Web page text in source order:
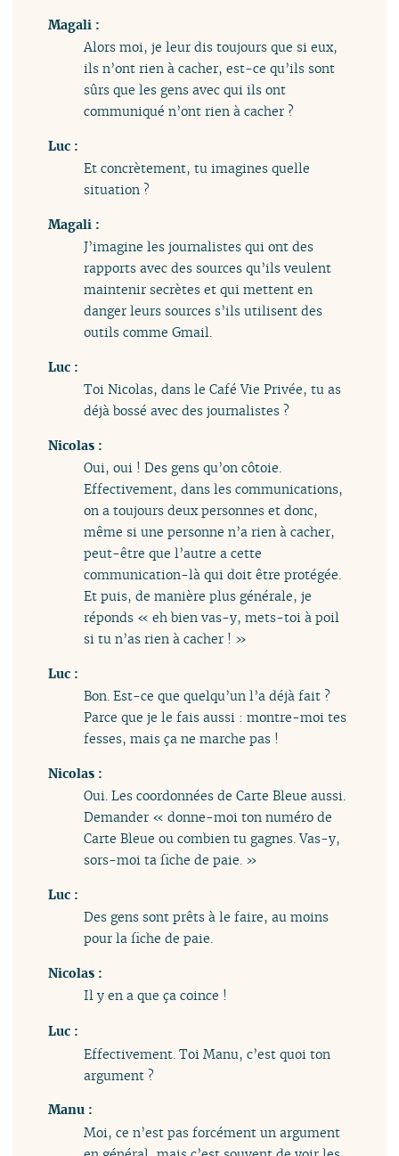
Magali :
Alors moi, je leur dis toujours que si eux,
ils n’ont rien à cacher, est-ce qu’ils sont
sûrs que les gens avec qui ils ont
communiqué n’ont rien à cacher ?
Luc :
Et concrètement, tu imagines quelle
situation ?
Magali :
J’imagine les journalistes qui ont des
rapports avec des sources qu’ils veulent
maintenir secrètes et qui mettent en
danger leurs sources s’ils utilisent des
outils comme Gmail.
Luc :
Toi Nicolas, dans le Café Vie Privée, tu as
déjà bossé avec des journalistes ?
Nicolas :
Oui, oui ! Des gens qu’on côtoie.
Effectivement, dans les communications,
on a toujours deux personnes et donc,
même si une personne n’a rien à cacher,
peut-être que l’autre a cette
communication-là qui doit être protégée.
Et puis, de manière plus générale, je
réponds « eh bien vas-y, mets-toi à poil
si tu n’as rien à cacher ! »
Luc :
Bon. Est-ce que quelqu’un l’a déjà fait ?
Parce que je le fais aussi : montre-moi tes
fesses, mais ça ne marche pas !
Nicolas :
Oui. Les coordonnées de Carte Bleue aussi.
Demander « donne-moi ton numéro de
Carte Bleue ou combien tu gagnes. Vas-y,
sors-moi ta fiche de paie. »
Luc :
Des gens sont prêts à le faire, au moins
pour la fiche de paie.
Nicolas :
Il y en a que ça coince !
Luc :
Effectivement. Toi Manu, c’est quoi ton
argument ?
Manu :
Moi, ce n’est pas forcément un argument